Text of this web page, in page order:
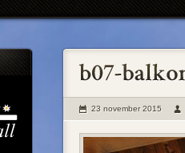
23 november 2015